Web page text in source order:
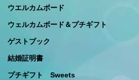
ウエルカムボード
ウェルカムボード＆プチギフト
ゲストブック
結婚証明書
プチギフト Sweets